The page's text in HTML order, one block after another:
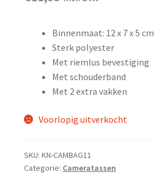
Binnenmaat: 12 x 7 x 5 cm
Sterk polyester
Met riemlus bevestiging
Met schouderband
Met 2 extra vakken
Voorlopig uitverkocht
SKU:KN-CAMBAG11
Categorie: Cameratassen